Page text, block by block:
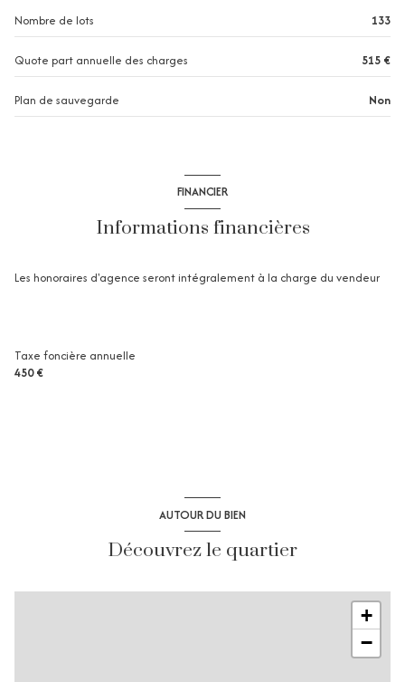
cave
terrasse
Nombre de lots 133
Quote part annuelle des charges 515 €
Plan de sauvegarde Non
FINANCIER
Informations financières
Les honoraires d'agence seront intégralement à la charge du vendeur
Taxe foncière annuelle
450 €
AUTOUR DU BIEN
Découvrez le quartier
+
−